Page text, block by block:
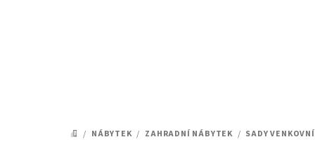
DOMŮ
/ NÁBYTEK / ZAHRADNÍ NÁBYTEK / SADY